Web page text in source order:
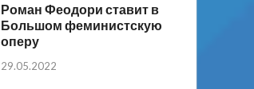
Роман Феодори ставит в
Большом феминистскую
оперу
29.05.2022